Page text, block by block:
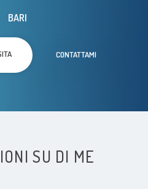
BARI
CONTATTAMI
SU DI ME